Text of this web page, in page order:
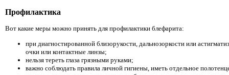
Профилактика
Вот какие меры можно принять для профилактики блефарита:
при диагностированной близорукости, дальнозоркости или
очки или контактные линзы;
нельзя тереть глаза грязными руками;
важно соблюдать правила личной гигиены, иметь отдельное